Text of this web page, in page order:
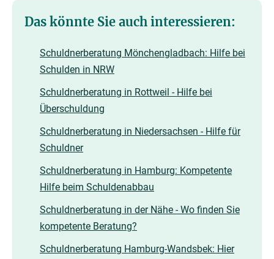
Das könnte Sie auch interessieren:
Schuldnerberatung Mönchengladbach: Hilfe bei
Schulden in NRW
Schuldnerberatung in Rottweil - Hilfe bei
Überschuldung
Schuldnerberatung in Niedersachsen - Hilfe für
Schuldner
Schuldnerberatung in Hamburg: Kompetente
Hilfe beim Schuldenabbau
Schuldnerberatung in der Nähe - Wo finden Sie
kompetente Beratung?
Schuldnerberatung Hamburg-Wandsbek: Hier